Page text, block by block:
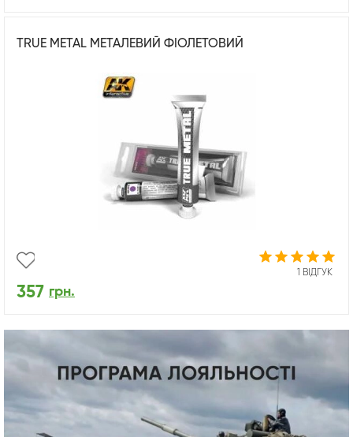
TRUE METAL МЕТАЛЕВИЙ ФІОЛЕТОВИЙ
1 ВІДГУК
357 грн.